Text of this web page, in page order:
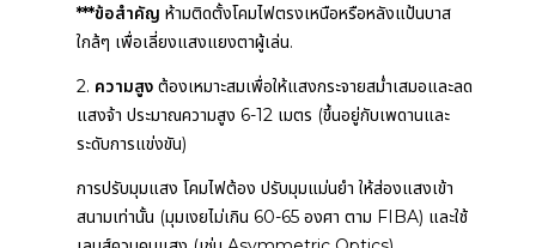
***ข้อสำคัญ ห้ามติดตั้งโคมไฟตรงเหนือหรือหลังแป้นบาส
ใกล้ๆ เพื่อเลี่ยงแสงแยงตาผู้เล่น.
2. ความสูง ต้องเหมาะสมเพื่อให้แสงกระจายสม่ำเสมอและลด
แสงจ้า ประมาณความสูง 6-12 เมตร (ขึ้นอยู่กับเพดานและ
ระดับการแข่งขัน)
การปรับมุมแสง โคมไฟต้อง ปรับมุมแม่นยำ ให้ส่องแสงเข้า
สนามเท่านั้น (มุมเงยไม่เกิน 60-65 องศา ตาม FIBA) และใช้